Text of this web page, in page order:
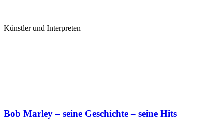
Künstler und Interpreten
Bob Marley – seine Geschichte – seine Hits